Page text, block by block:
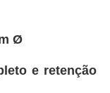
Ø
e retenção